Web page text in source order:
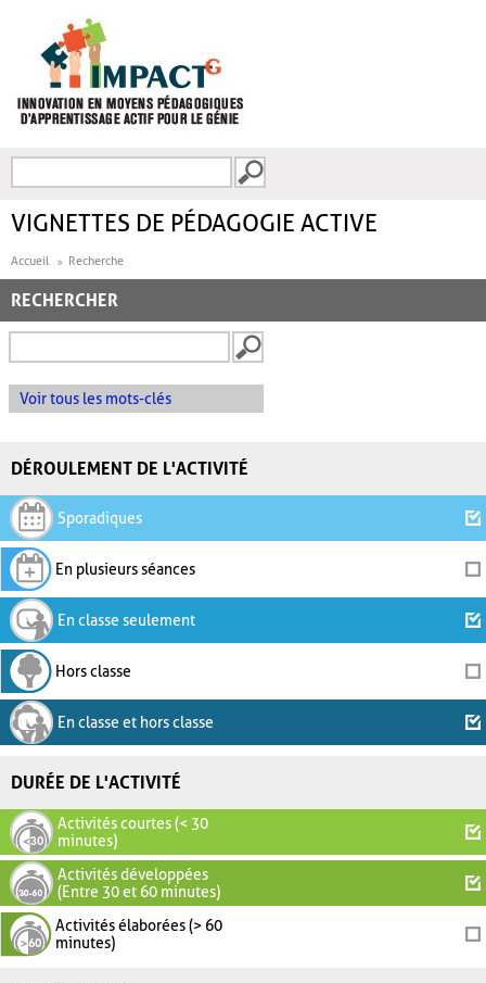
FORMULAIRE DE
VIGNETTES DE PÉDAGOGIE ACTIVE
Accueil Recherche
RECHERCHER
Voir tous les mots-clés
DÉROULEMENT DE L'ACTIVITÉ
Sporadiques
En plusieurs séances
En classe seulement
Hors classe
En classe et hors classe
DURÉE DE L'ACTIVITÉ
Activités courtes (< 30
minutes)
Activités développées
(Entre 30 et 60 minutes)
Activités élaborées (> 60
minutes)